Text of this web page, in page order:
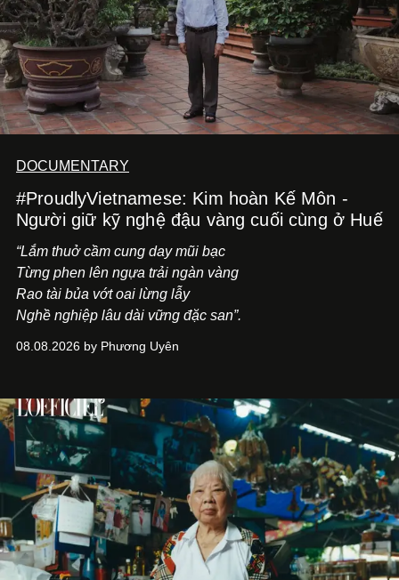
DOCUMENTARY
#ProudlyVietnamese: Kim hoàn Kế Môn -
Người giữ kỹ nghệ đậu vàng cuối cùng ở Huế
“Lắm thuở cầm cung day mũi bạc
Từng phen lên ngựa trải ngàn vàng
Rao tài bủa vớt oai lừng lẫy
Nghề nghiệp lâu dài vững đặc san”.
08.08.2026 by Phương Uyên